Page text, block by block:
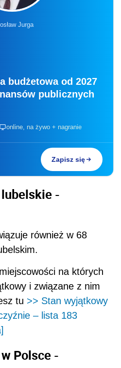
Jurga
budżetowa od 2027
publicznych
online, na żywo + nagranie
Zapisz się
-
również w 68
na których
i związane z nim
tu >> Stan wyjątkowy
– lista 183
Polsce -